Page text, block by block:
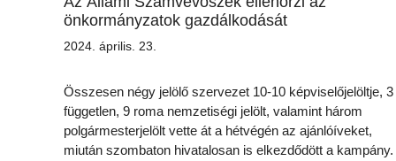
önkormányzatok gazdálkodását
2024. április. 23.
Összesen négy jelölő szervezet 10-10 képviselőjelöltje, 3
független, 9 roma nemzetiségi jelölt, valamint három
polgármesterjelölt vette át a hétvégén az ajánlóíveket,
miután szombaton hivatalosan is elkezdődött a kampány.